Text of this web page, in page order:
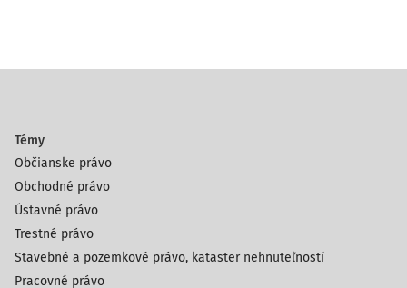
Témy
Občianske právo
Obchodné právo
Ústavné právo
Trestné právo
Stavebné a pozemkové právo, kataster nehnuteľností
Pracovné právo